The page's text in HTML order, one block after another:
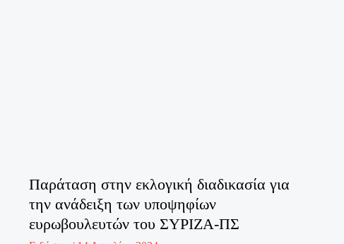
Παράταση στην εκλογική διαδικασία για
την ανάδειξη των υποψηφίων
ευρωβουλευτών του ΣΥΡΙΖΑ-ΠΣ